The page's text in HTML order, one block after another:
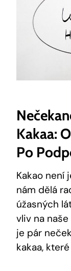
Kakaa:
Po
Kakao není
nám ⁤dělá
⁢úžasných
vliv ‌na
je⁣ pár
kakaa,‌